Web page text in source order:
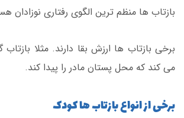
بازتاب ها منظم ترین الگوی رفتاری نوزادان
برخی بازتاب ها ارزش بقا دارند. مثلا
می کند که محل پستان مادر را پیدا کند.
برخی از انواع بازتاب ها کودک